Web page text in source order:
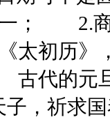
； 2.商
太初历
代的元旦
，祈求